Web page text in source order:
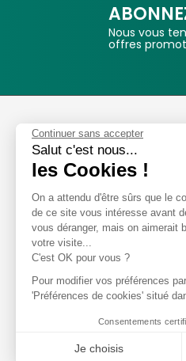
Nous vous
offres
Phox
Spécialiste
Suivez-nous
Avis clients
8,2/10 Avis vérifiés
L'Appli Phox
Continuer sans accepter
Salut c'est nous...
les Cookies !
On a attendu d'être sûrs que le
de ce site vous intéresse avant
vous déranger, mais on aimerait
votre visite...
C'est OK pour vous ?
Pour modifier vos préférences
'Préférences de cookies' situé
Consentements
Je choisis